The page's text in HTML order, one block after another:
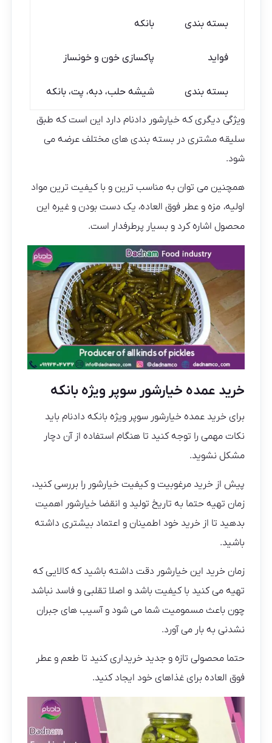
بسته بندی بانکه
فواید پاکسازی خون و خونساز
بسته بندی شیشه حلب، دبه، پت، بانکه
ویژگی دیگری که خیارشور دادنام دارد این است که طبق
سلیقه مشتری در بسته بندی های مختلف عرضه می
شود.
همچنین می توان به مناسب ترین و با کیفیت ترین مواد
اولیه، مزه و عطر فوق العاده، یک دست بودن و غیره این
محصول اشاره کرد و بسیار پرطرفدار است.
خرید عمده خیارشور سوپر ویژه بانکه
برای خرید عمده خیارشور سوپر ویژه بانکه دادنام باید
نکات مهمی را توجه کنید تا هنگام استفاده از آن دچار
مشکل نشوید.
پیش از خرید مرغوبیت و کیفیت خیارشور را بررسی کنید،
زمان تهیه حتما به تاریخ تولید و انقضا خیارشور اهمیت
بدهید تا از خرید خود اطمینان و اعتماد بیشتری داشته
باشید.
زمان خرید این خیارشور دقت داشته باشید که کالایی که
تهیه می کنید با کیفیت باشد و اصلا تقلبی و فاسد نباشد
چون باعث مسمومیت شما می شود و آسیب های جبران
نشدنی به بار می آورد‌.
حتما محصولی تازه و جدید خریداری کنید تا طعم و عطر
فوق العاده برای غذاهای خود ایجاد کنید.